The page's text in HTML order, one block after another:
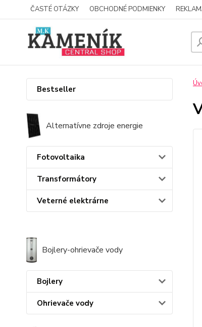
ČASTÉ OTÁZKY OBCHODNÉ PODMIENKY
Bestseller
Alternatívne zdroje energie
Fotovoltaika
Transformátory
Veterné elektrárne
Bojlery-ohrievače vody
Bojlery
Ohrievače vody